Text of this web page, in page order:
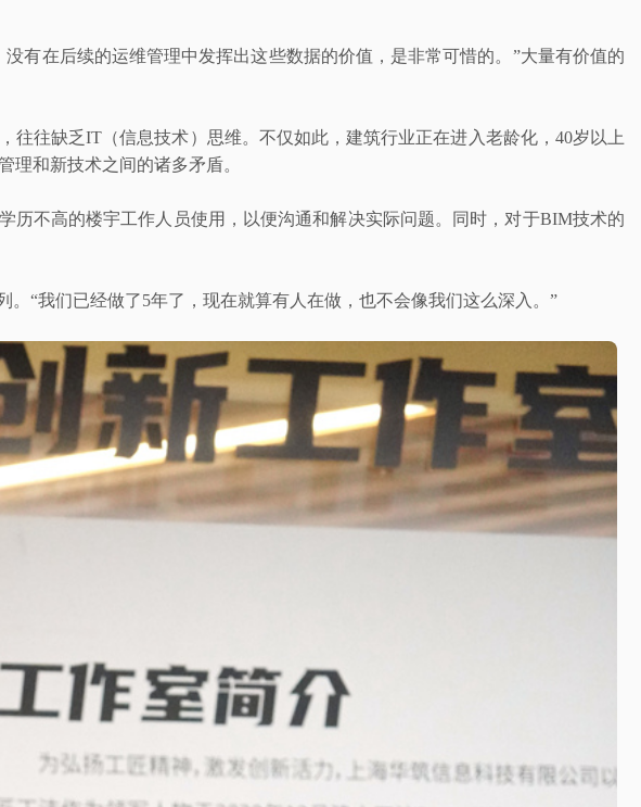
有在后续的运维管理中发挥出这些数据的价值，是非常可惜的。”大量有价值的
往缺乏IT（信息技术）思维。不仅如此，建筑行业正在进入老龄化，40岁以上
理和新技术之间的诸多矛盾。
历不高的楼宇工作人员使用，以便沟通和解决实际问题。同时，对于BIM技术的
“我们已经做了5年了，现在就算有人在做，也不会像我们这么深入。”